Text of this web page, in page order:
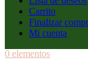
Carrito
Finalizar
Mi cuenta
0 elementos